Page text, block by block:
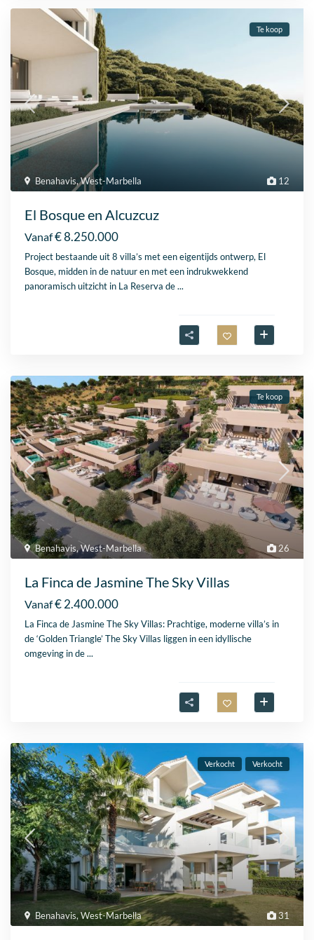
12
Benahavis,West-Marbella
Te koop
El Bosque en Alcuzcuz
Vanaf€ 8.250.000
Project bestaande uit 8 villa’s met een eigentijds ontwerp, El
Bosque, midden in de natuur en met een indrukwekkend
panoramisch uitzicht in La Reserva de...
26
Benahavis,West-Marbella
Te koop
La Finca de Jasmine The Sky Villas
Vanaf€ 2.400.000
La Finca de Jasmine The Sky Villas: Prachtige, moderne villa’s in
de ‘Golden Triangle’ The Sky Villas liggen in een idyllische
omgeving in de...
31
Benahavis,West-Marbella
Verkocht Verkocht